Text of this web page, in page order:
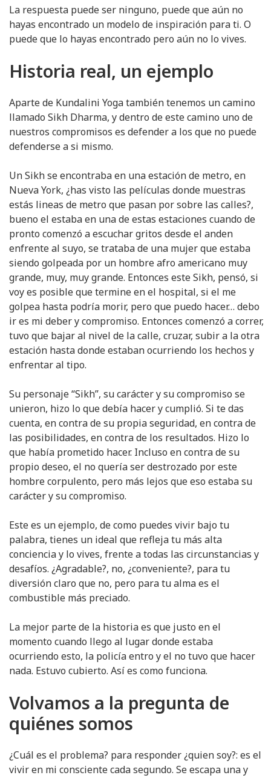
La respuesta puede ser ninguno, puede que aún no
hayas encontrado un modelo de inspiración para ti. O
puede que lo hayas encontrado pero aún no lo vives.
Historia real, un ejemplo
Aparte de Kundalini Yoga también tenemos un camino
llamado Sikh Dharma, y dentro de este camino uno de
nuestros compromisos es defender a los que no puede
defenderse a si mismo.
Un Sikh se encontraba en una estación de metro, en
Nueva York, ¿has visto las películas donde muestras
estás lineas de metro que pasan por sobre las calles?,
bueno el estaba en una de estas estaciones cuando de
pronto comenzó a escuchar gritos desde el anden
enfrente al suyo, se trataba de una mujer que estaba
siendo golpeada por un hombre afro americano muy
grande, muy, muy grande. Entonces este Sikh, pensó, si
voy es posible que termine en el hospital, si el me
golpea hasta podría morir, pero que puedo hacer… debo
ir es mi deber y compromiso. Entonces comenzó a correr,
tuvo que bajar al nivel de la calle, cruzar, subir a la otra
estación hasta donde estaban ocurriendo los hechos y
enfrentar al tipo.
Su personaje “Sikh”, su carácter y su compromiso se
unieron, hizo lo que debía hacer y cumplió. Si te das
cuenta, en contra de su propia seguridad, en contra de
las posibilidades, en contra de los resultados. Hizo lo
que había prometido hacer. Incluso en contra de su
propio deseo, el no quería ser destrozado por este
hombre corpulento, pero más lejos que eso estaba su
carácter y su compromiso.
Este es un ejemplo, de como puedes vivir bajo tu
palabra, tienes un ideal que refleja tu más alta
conciencia y lo vives, frente a todas las circunstancias y
desafíos. ¿Agradable?, no, ¿conveniente?, para tu
diversión claro que no, pero para tu alma es el
combustible más preciado.
La mejor parte de la historia es que justo en el
momento cuando llego al lugar donde estaba
ocurriendo esto, la policía entro y el no tuvo que hacer
nada. Estuvo cubierto. Así es como funciona.
Volvamos a la pregunta de
quiénes somos
¿Cuál es el problema? para responder ¿quien soy?: es el
vivir en mi consciente cada segundo. Se escapa una y